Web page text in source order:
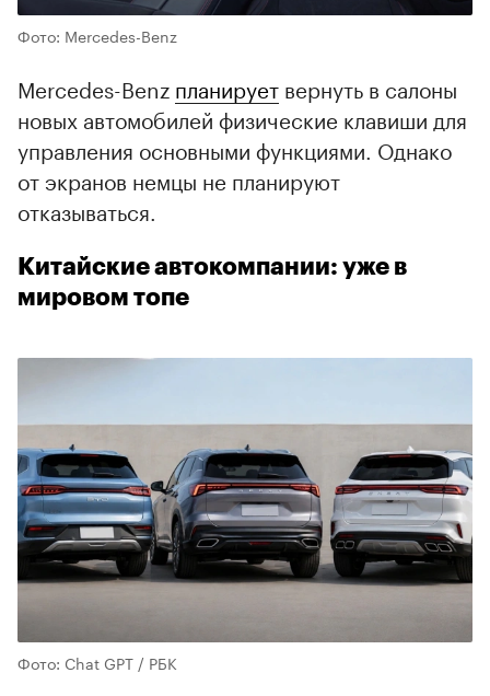
Фото: Mercedes-Benz
Mercedes-Benz планирует вернуть в салоны
новых автомобилей физические клавиши для
управления основными функциями. Однако
от экранов немцы не планируют
отказываться.
Китайские автокомпании: уже в
мировом топе
Фото: Chat GPT / РБК